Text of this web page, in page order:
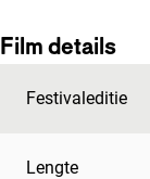
Film details
Festivaleditie
Lengte